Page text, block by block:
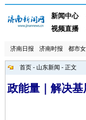
济南日报 济南时报 都市
首页 - 山东新闻 - 正文
政能量｜解决